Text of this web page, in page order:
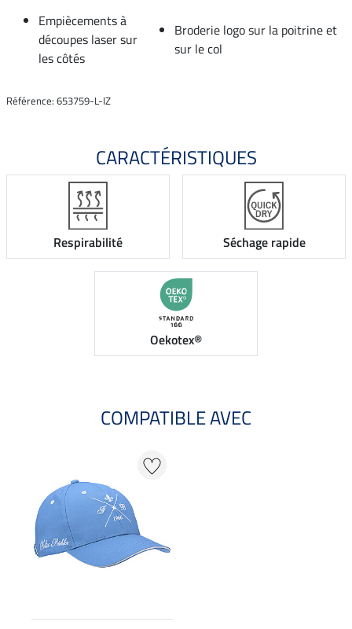
Empiècements à
découpes laser sur
les côtés
Broderie logo sur la poitrine et
sur le col
Référence: 653759-L-IZ
CARACTÉRISTIQUES
Respirabilité Séchage rapide
Oekotex®
COMPATIBLE AVEC